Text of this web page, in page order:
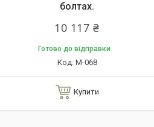
болтах.
10 117 ₴
Готово до відправки
M-068
Купити